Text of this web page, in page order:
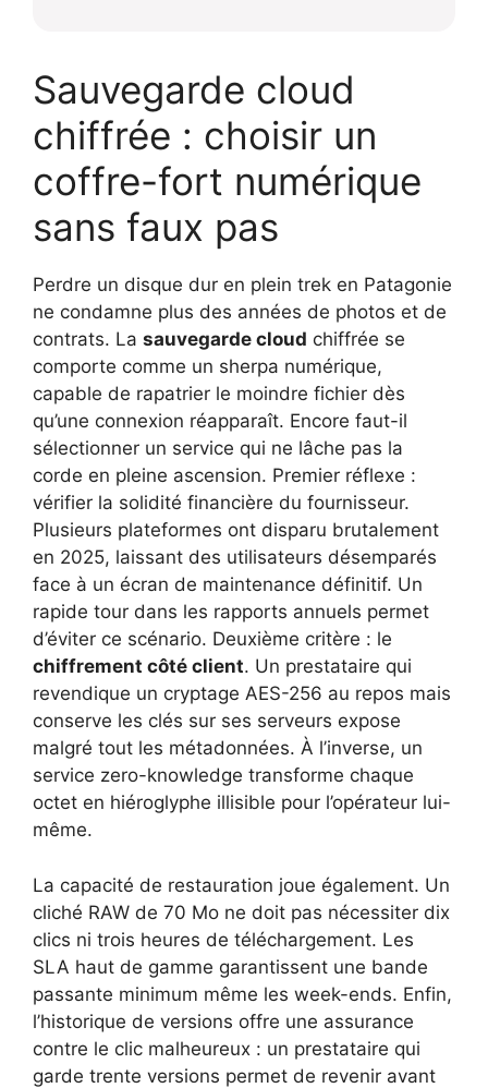
Sauvegarde cloud
chiffrée : choisir un
coffre-fort numérique
sans faux pas
Perdre un disque dur en plein trek en Patagonie
ne condamne plus des années de photos et de
contrats. La sauvegarde cloud chiffrée se
comporte comme un sherpa numérique,
capable de rapatrier le moindre fichier dès
qu’une connexion réapparaît. Encore faut-il
sélectionner un service qui ne lâche pas la
corde en pleine ascension. Premier réflexe :
vérifier la solidité financière du fournisseur.
Plusieurs plateformes ont disparu brutalement
en 2025, laissant des utilisateurs désemparés
face à un écran de maintenance définitif. Un
rapide tour dans les rapports annuels permet
d’éviter ce scénario. Deuxième critère : le
chiffrement côté client. Un prestataire qui
revendique un cryptage AES-256 au repos mais
conserve les clés sur ses serveurs expose
malgré tout les métadonnées. À l’inverse, un
service zero-knowledge transforme chaque
octet en hiéroglyphe illisible pour l’opérateur lui-
même.
La capacité de restauration joue également. Un
cliché RAW de 70 Mo ne doit pas nécessiter dix
clics ni trois heures de téléchargement. Les
SLA haut de gamme garantissent une bande
passante minimum même les week-ends. Enfin,
l’historique de versions offre une assurance
contre le clic malheureux : un prestataire qui
garde trente versions permet de revenir avant